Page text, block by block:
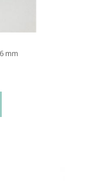
mm